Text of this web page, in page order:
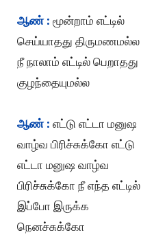
ஆண் : மூன்றாம் எட்டில்
செய்யாதது திருமணமல்ல
நீ நாலாம் எட்டில் பெறாதது
குழந்தையுமல்ல
ஆண் : எட்டு எட்டா மனுஷ
வாழ்வ பிரிச்சுக்கோ எட்டு
எட்டா மனுஷ வாழ்வ
பிரிச்சுக்கோ நீ எந்த எட்டில்
இப்போ இருக்க
நெனச்சுக்கோ